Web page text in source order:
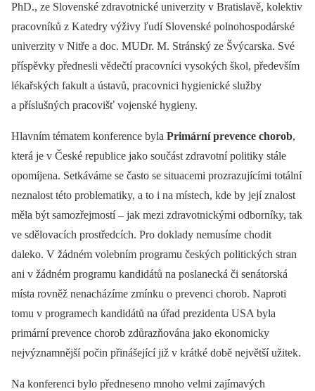
PhD., ze Slovenské zdravotnické univerzity v Bratislavě, kolektiv
pracovníků z Katedry výživy ľudí Slovenské polnohospodárské
univerzity v Nitře a doc. MUDr. M. Stránský ze Švýcarska. Své
příspěvky přednesli vědečtí pracovníci vysokých škol, především
lékařských fakult a ústavů, pracovnici hygienické služby
a příslušných pracovišť vojenské hygieny.
Hlavním tématem konference byla Primární prevence chorob,
která je v České republice jako součást zdravotní politiky stále
opomíjena. Setkáváme se často se situacemi prozrazujícími totální
neznalost této problematiky, a to i na místech, kde by její znalost
měla být samozřejmostí –⁠ jak mezi zdravotnickými odborníky, tak
ve sdělovacích prostředcích. Pro doklady nemusíme chodit
daleko. V žádném volebním programu českých politických stran
ani v žádném programu kandidátů na poslanecká či senátorská
místa rovněž nenacházíme zmínku o prevenci chorob. Naproti
tomu v programech kandidátů na úřad prezidenta USA byla
primární prevence chorob zdůrazňována jako ekonomicky
nejvýznamnější počin přinášející již v krátké době největší užitek.
Na konferenci bylo předneseno mnoho velmi zajímavých